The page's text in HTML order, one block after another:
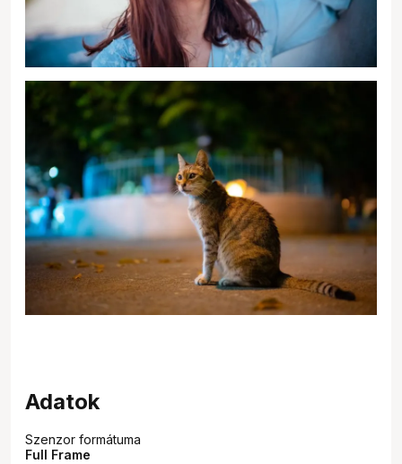
Adatok
Szenzor formátuma
Full Frame